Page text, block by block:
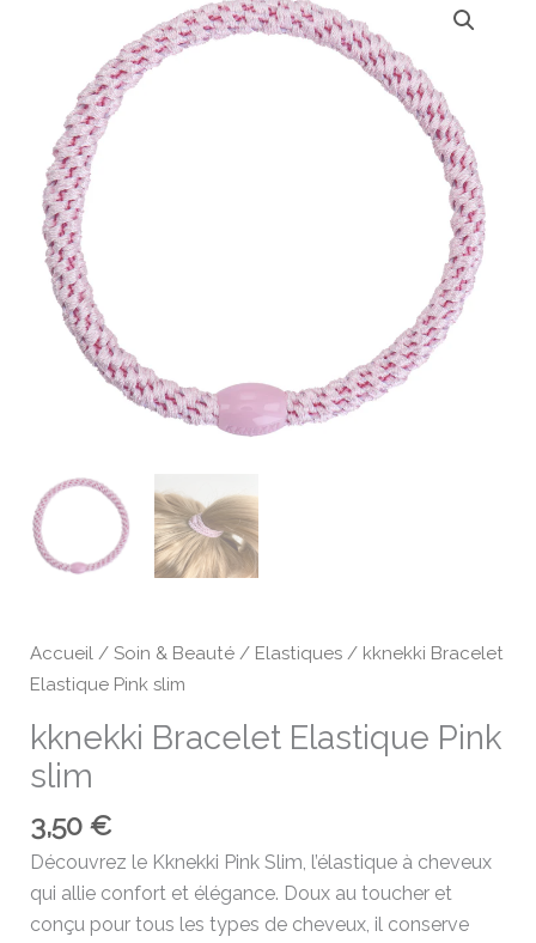
Accueil /Soin & Beauté / Elastiques / kknekki Bracelet
Elastique Pink slim
kknekki Bracelet Elastique Pink
slim
3,50€
Découvrez le Kknekki Pink Slim, l’élastique à cheveux
qui allie confort et élégance. Doux au toucher et
conçu pour tous les types de cheveux, il conserve